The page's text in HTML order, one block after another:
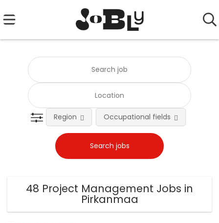
Region Occupational fields
48 Project Management Jobs in
Pirkanmaa